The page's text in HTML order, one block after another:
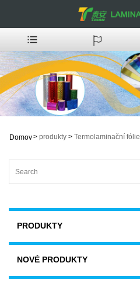
Domov> produkty > Termolaminační fólie
PRODUKTY
NOVÉ PRODUKTY